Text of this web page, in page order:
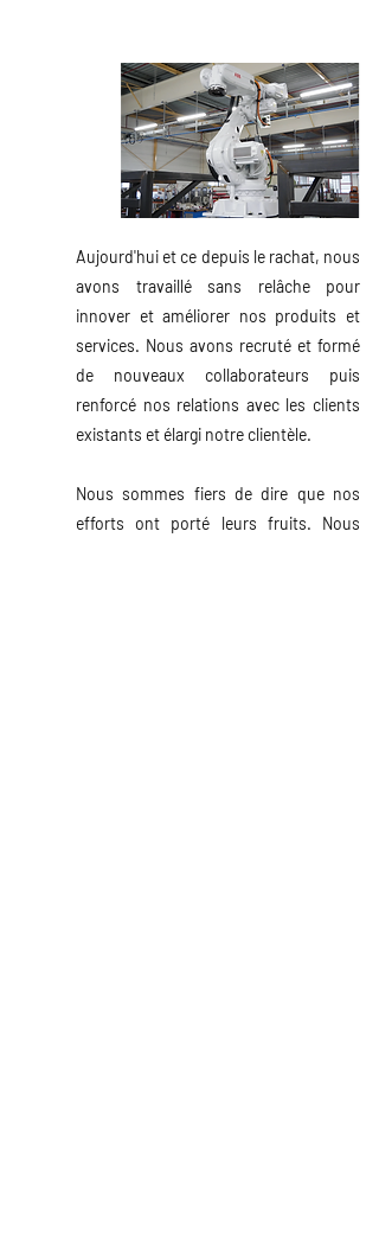
Aujourd'hui et ce depuis le rachat, nous
avons travaillé sans relâche pour
innover et améliorer nos produits et
services. Nous avons recruté et formé
de nouveaux collaborateurs puis
renforcé nos relations avec les clients
existants et élargi notre clientèle.
Nous sommes fiers de dire que nos
efforts ont porté leurs fruits. Nous